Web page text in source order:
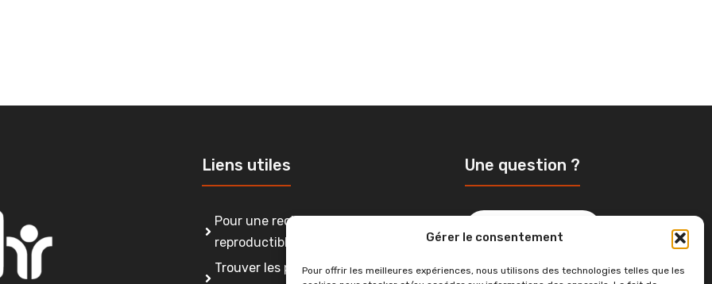
Gérer le consentement
Pour offrir les meilleures expériences, nous utilisons des technologies telles que les
Liens utiles
Pour une recherche lorraine plus
reproductible, intègre et ouverte
Trouver les personnes ressources
Une question ?
Contactez-nous